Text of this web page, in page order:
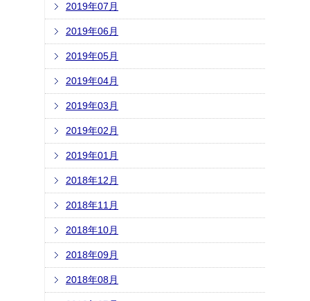
2019年07月
2019年06月
2019年05月
2019年04月
2019年03月
2019年02月
2019年01月
2018年12月
2018年11月
2018年10月
2018年09月
2018年08月